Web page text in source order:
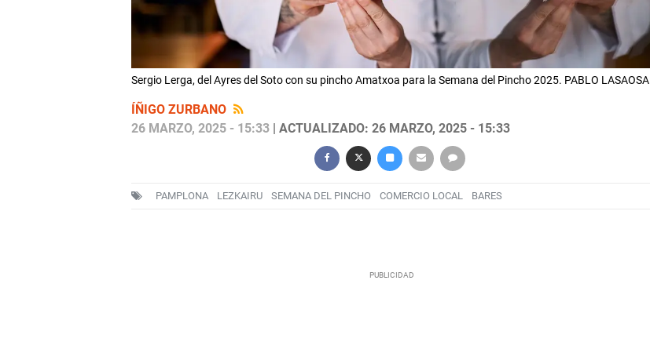
Sergio Lerga, del Ayres del Soto con su pincho Amatxoa para la Semana del Pincho 2025. PABLO LASAOSA
ÍÑIGO ZURBANO
26 MARZO, 2025 - 15:33| ACTUALIZADO: 26 MARZO, 2025 - 15:33
PAMPLONA LEZKAIRU SEMANA DEL PINCHO COMERCIO LOCAL BARES